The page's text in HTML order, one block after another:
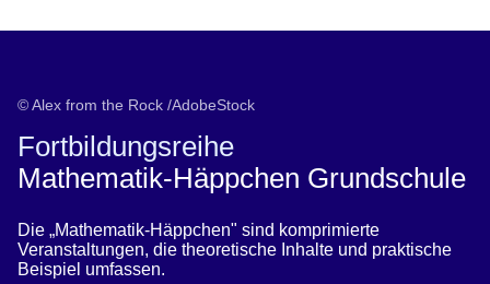
© Alex from the Rock /AdobeStock
Fortbildungsreihe
Mathematik-Häppchen Grundschule
Die „Mathematik-Häppchen" sind komprimierte
Veranstaltungen, die theoretische Inhalte und praktische
Beispiel umfassen.